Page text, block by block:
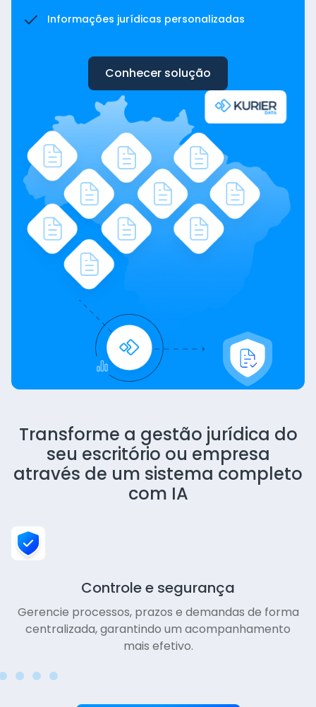
Informações jurídicas personalizadas
Conhecer solução
Transforme a gestão jurídica do
seu escritório ou empresa
através de um sistema completo
com IA
Controle e segurança
Gerencie processos, prazos e demandas de forma
centralizada, garantindo um acompanhamento
mais efetivo.